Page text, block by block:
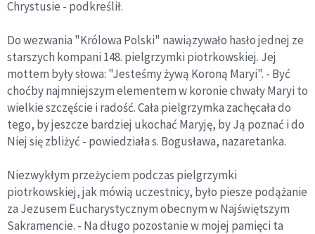
Chrystusie - podkreślił.
Do wezwania "Królowa Polski" nawiązywało hasło jednej ze
starszych kompani 148. pielgrzymki piotrkowskiej. Jej
mottem były słowa: "Jesteśmy żywą Koroną Maryi". - Być
choćby najmniejszym elementem w koronie chwały Maryi to
wielkie szczęście i radość. Cała pielgrzymka zachęcała do
tego, by jeszcze bardziej ukochać Maryję, by Ją poznać i do
Niej się zbliżyć - powiedziała s. Bogusława, nazaretanka.
Niezwykłym przeżyciem podczas pielgrzymki
piotrkowskiej, jak mówią uczestnicy, było piesze podążanie
za Jezusem Eucharystycznym obecnym w Najświętszym
Sakramencie. - Na długo pozostanie w mojej pamięci ta